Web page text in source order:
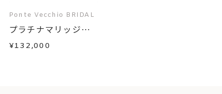
Ponte Vecchio BRIDAL
プラチナマリッジリ
ン...
¥132,000